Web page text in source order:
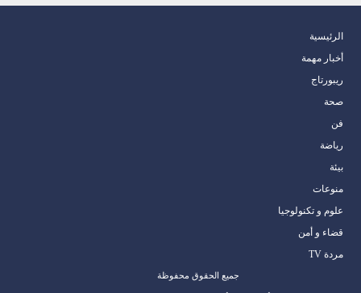
الرئيسية
أخبار مهمة
ريبورتاج
صحة
فن
رياضة
بيئة
منوعات
علوم و تكنولوجيا
قضاء و أمن
مردة TV
جميع الحقوق محفوظة